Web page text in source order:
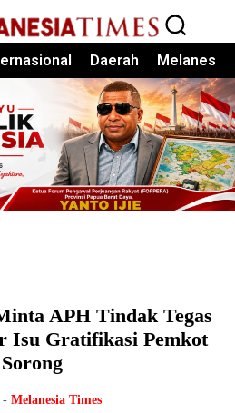
Daerah Melanesia
APH Tindak Tegas
Isu Gratifikasi Pemkot
Sorong
- Melanesia Times